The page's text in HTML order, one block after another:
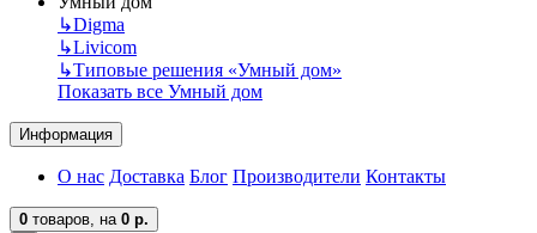
↳Digma
↳Livicom
↳Типовые решения «Умный дом»
Показать все Умный дом
Информация
О нас Доставка Блог Производители Контакты
0 товаров, на 0 р.